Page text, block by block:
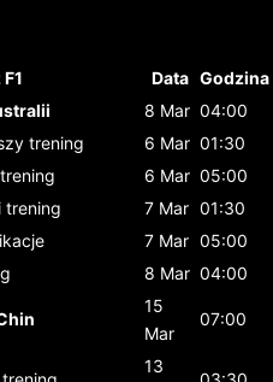
Data Godzina
8 Mar 04:00
trening 6 Mar 01:30
6 Mar 05:00
trening 7 Mar 01:30
7 Mar 05:00
8 Mar 04:00
15
Mar
07:00
13